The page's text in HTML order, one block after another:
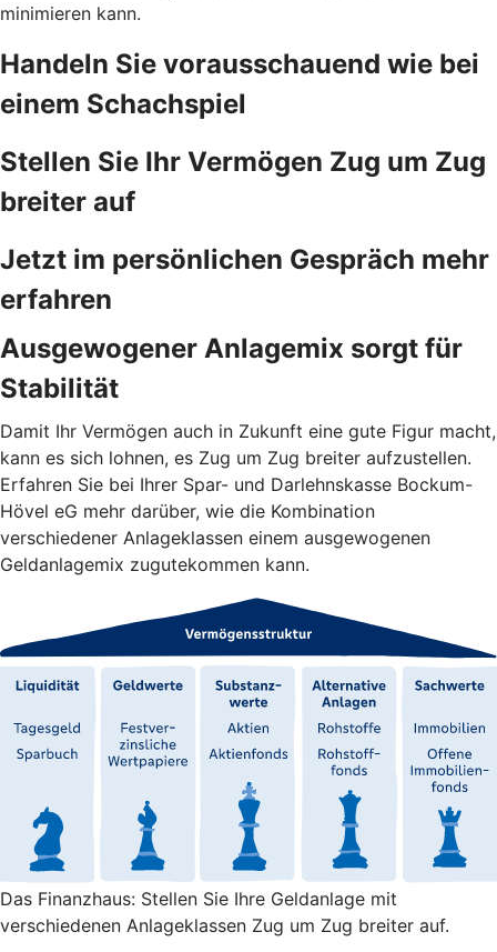
minimieren kann.
Handeln Sie vorausschauend wie bei
einem Schachspiel
Stellen Sie Ihr Vermögen Zug um Zug
breiter auf
Jetzt im persönlichen Gespräch mehr
erfahren
Ausgewogener Anlagemix sorgt für
Stabilität
Damit Ihr Vermögen auch in Zukunft eine gute Figur macht,
kann es sich lohnen, es Zug um Zug breiter aufzustellen.
Erfahren Sie bei Ihrer Spar- und Darlehnskasse Bockum-
Hövel eG mehr darüber, wie die Kombination
verschiedener Anlageklassen einem ausgewogenen
Geldanlagemix zugutekommen kann.
Das Finanzhaus: Stellen Sie Ihre Geldanlage mit
verschiedenen Anlageklassen Zug um Zug breiter auf.